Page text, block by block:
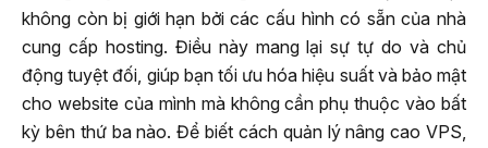
không còn bị giới hạn bởi các cấu hình có sẵn của nhà
cung cấp hosting. Điều này mang lại sự tự do và chủ
động tuyệt đối, giúp bạn tối ưu hóa hiệu suất và bảo mật
cho website của mình mà không cần phụ thuộc vào bất
kỳ bên thứ ba nào. Để biết cách quản lý nâng cao VPS,